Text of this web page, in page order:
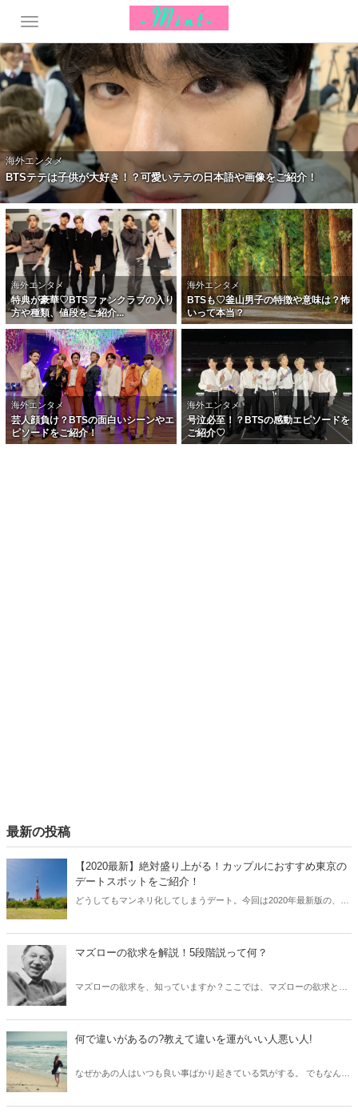
海外エンタメ
BTSテテは子供が大好き！？可愛いテテの日本語や画像をご紹介！
海外エンタメ
特典が豪華♡BTSファンクラブの入り
方や種類、値段をご紹介...
海外エンタメ
BTSも♡釜山男子の特徴や意味は？怖
いって本当？
海外エンタメ
芸人顔負け？BTSの面白いシーンやエ
ピソードをご紹介！
海外エンタメ
号泣必至！？BTSの感動エピソードを
ご紹介♡
最新の投稿
【2020最新】絶対盛り上がる！カップルにおすすめ東京の
デートスポットをご紹介！
どうしてもマンネリ化してしまうデート。今回は2020年最新版の、東
マズローの欲求を解説！5段階説って何？
マズローの欲求を、知っていますか？ここでは、マズローの欲求とは
いても紹介しますので、ポイントを抑え、活用してみてくださいね。
何で違いがあるの?教えて違いを運がいい人悪い人!
なぜかあの人はいつも良い事ばかり起きている気がする。 でもなんで